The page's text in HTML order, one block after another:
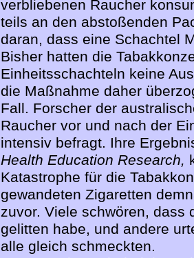
verbliebenen Raucher
teils an den abstoßenden
daran, dass eine Schachtel
Bisher hatten die
Einheitsschachteln keine
die Maßnahme daher
Fall. Forscher der
Raucher vor und nach der
intensiv befragt. Ihre
Health Education Research,
Katastrophe für die
gewandeten Zigaretten
zuvor. Viele schwören, dass
gelitten habe, und andere
alle gleich schmeckten.